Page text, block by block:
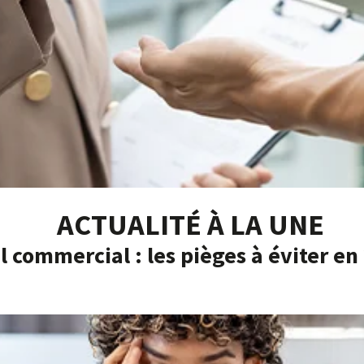
ACTUALITÉ À LA UNE
commercial : les pièges à éviter en